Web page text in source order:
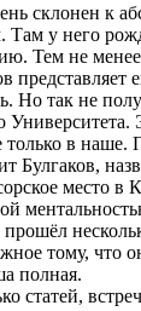
склонен к
у него
Тем не
Но так не
тольков наше.
Булгаков,
место
тому, что
полная.